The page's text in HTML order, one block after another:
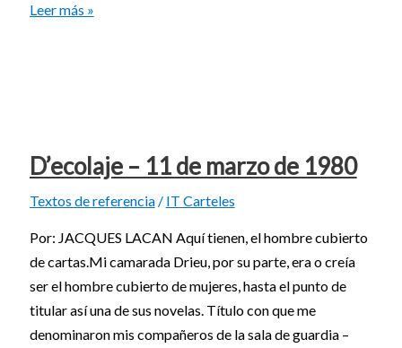
Leer más »
D’ecolaje – 11 de marzo de 1980
Textos de referencia/ IT Carteles
Por: JACQUES LACAN Aquí tienen, el hombre cubierto
de cartas.Mi camarada Drieu, por su parte, era o creía
ser el hombre cubierto de mujeres, hasta el punto de
titular así una de sus novelas. Título con que me
denominaron mis compañeros de la sala de guardia –